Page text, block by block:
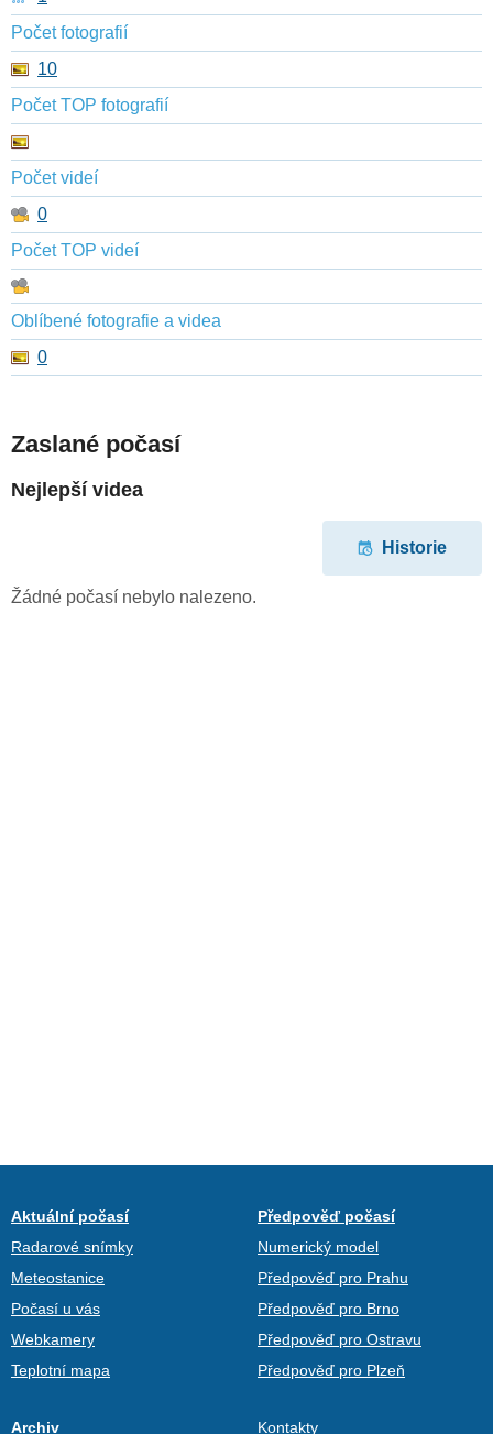
Počet fotografií
10
Počet TOP fotografií
Počet videí
0
Počet TOP videí
Oblíbené fotografie a videa
0
Zaslané počasí
Nejlepší videa
Historie
Žádné počasí nebylo nalezeno.
Aktuální počasí
Radarové snímky
Meteostanice
Počasí u vás
Webkamery
Teplotní mapa
Předpověď počasí
Numerický model
Předpověď pro Prahu
Předpověď pro Brno
Předpověď pro Ostravu
Předpověď pro Plzeň
Archiv Kontakty